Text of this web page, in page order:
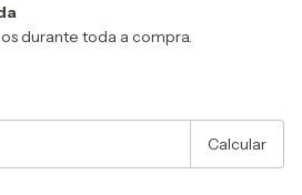
durante toda a compra.
Calcular